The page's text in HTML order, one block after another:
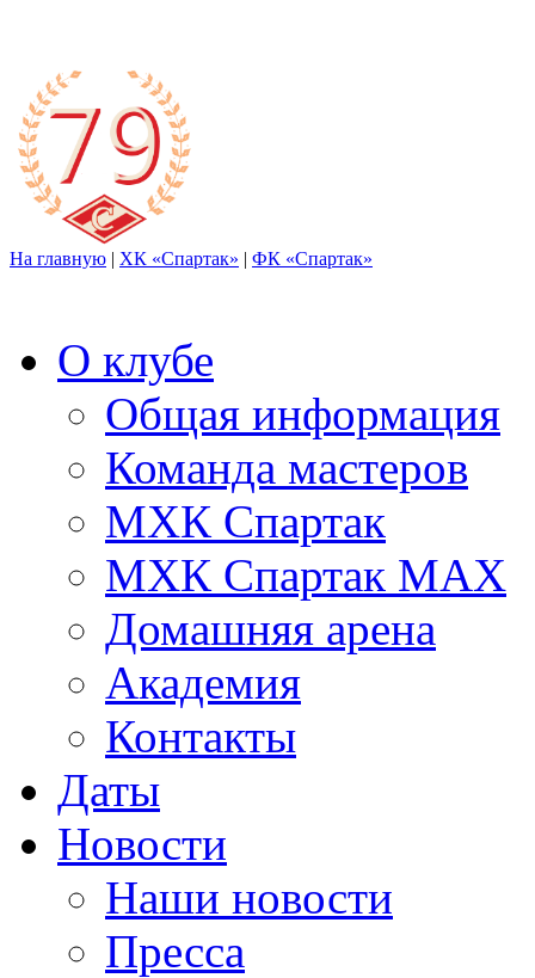
На главную | ХК «Спартак» | ФК «Спартак»
О клубе
Общая информация
Команда мастеров
МХК Спартак
МХК Спартак МАХ
Домашняя арена
Академия
Контакты
Даты
Новости
Наши новости
Пресса